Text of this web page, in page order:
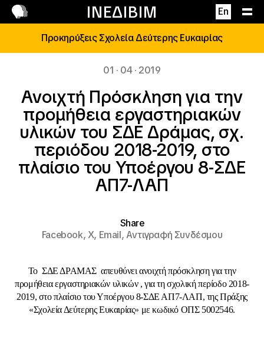
ΙΝΕΔΙΒΙΜ En
Επικοινωνία
Προκηρύξεις Σχολεία Δεύτερης Ευκαιρίας
01 · 04 · 2019
Ανοιχτή Πρόσκληση για την
προμήθεια εργαστηριακών
υλικών του ΣΔΕ Δράμας, σχ.
περιόδου 2018-2019, στο
πλαίσιο του Υποέργου 8-ΣΔΕ
ΑΠ7-ΛΑΠ
Share
Facebook,X, Email,Αντιγραφή Συνδέσμου
Το ΣΔΕ ΔΡΑΜΑΣ απευθύνει ανοιχτή πρόσκληση για την
προμήθεια εργαστηριακών υλικών , για τη σχολική περίοδο 2018-
2019, στο πλαίσιο του Υποέργου 8-ΣΔΕ ΑΠ7-ΛΑΠ, της Πράξης
«Σχολεία Δεύτερης Ευκαιρίας» με κωδικό ΟΠΣ 5002546.